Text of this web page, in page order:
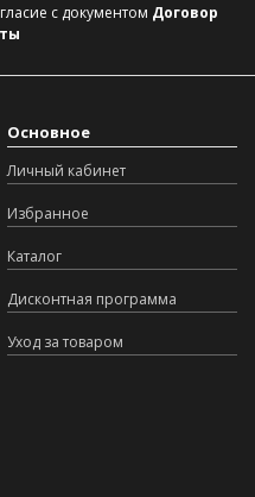
с документом Договор
Основное
Личный кабинет
Избранное
Каталог
Дисконтная программа
Уход за товаром